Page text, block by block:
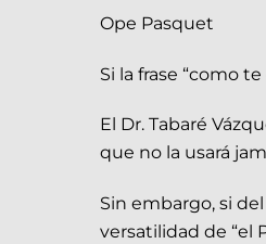
Ope Pasquet
Si la frase “como
El Dr. Tabaré
que no la usará
Sin embargo, si
versatilidad de “el